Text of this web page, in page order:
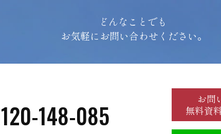
どんなことでも
お気軽にお問い合わせください。
148-085
お問
無料資